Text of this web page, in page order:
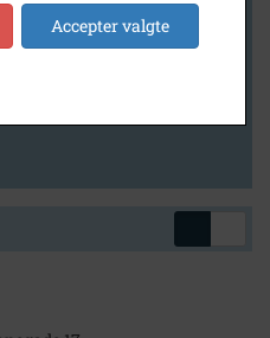
Accepter valgte